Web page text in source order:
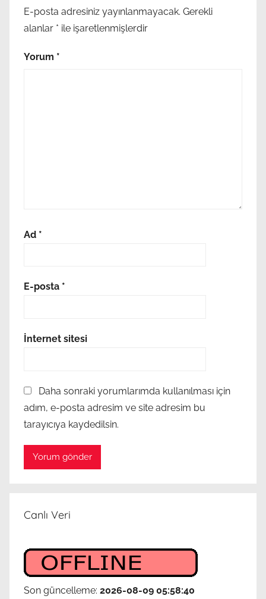
E-posta adresiniz yayınlanmayacak. Gerekli
alanlar * ile işaretlenmişlerdir
Yorum *
Ad *
E-posta *
İnternet sitesi
Daha sonraki yorumlarımda kullanılması için
adım, e-posta adresim ve site adresim bu
tarayıcıya kaydedilsin.
Canlı Veri
Son güncelleme: 2026-08-09 05:58:40